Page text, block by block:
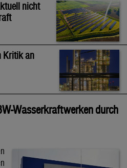
nicht
Kritik an
Wasserkraftwerken durch